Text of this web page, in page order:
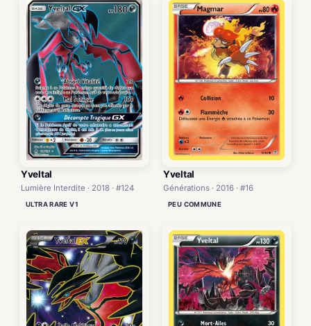
Yveltal
Lumière Interdite · 2018 · #124
ULTRA RARE V1
Yveltal
Générations · 2016 · #16
PEU COMMUNE